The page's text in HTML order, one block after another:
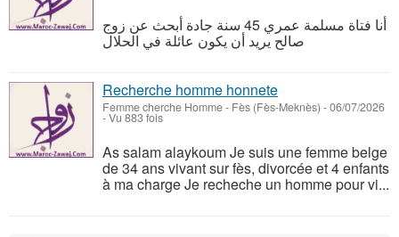
أنا فتاة مسلمة عمري 45 سنة جادة أبحث عن زوج
صالح يريد أن يكون عائلة في الحلال
Recherche homme honnete
Femme cherche Homme- Fès (Fès-Meknès) -06/07/2026
- Vu 883 fois
As salam alaykoum Je suis une femme belge
de 34 ans vivant sur fès, divorcée et 4 enfants
à ma charge Je recheche un homme pour vi...